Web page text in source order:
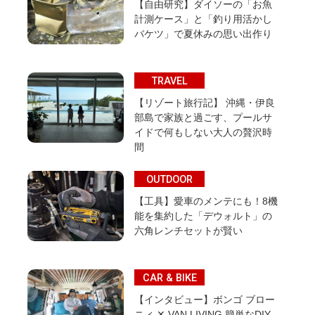
【自由研究】ダイソーの「お魚
計測ケース」と「釣り用活かし
バケツ」で夏休みの思い出作り
TRAVEL
【リゾート旅行記】 沖縄・伊良
部島で家族と過ごす、プールサ
イドで何もしない大人の贅沢時
間
OUTDOOR
【工具】愛車のメンテにも！8機
能を集約した「デウォルト」の
六角レンチセットが賢い
CAR & BIKE
【インタビュー】ボンゴ ブロー